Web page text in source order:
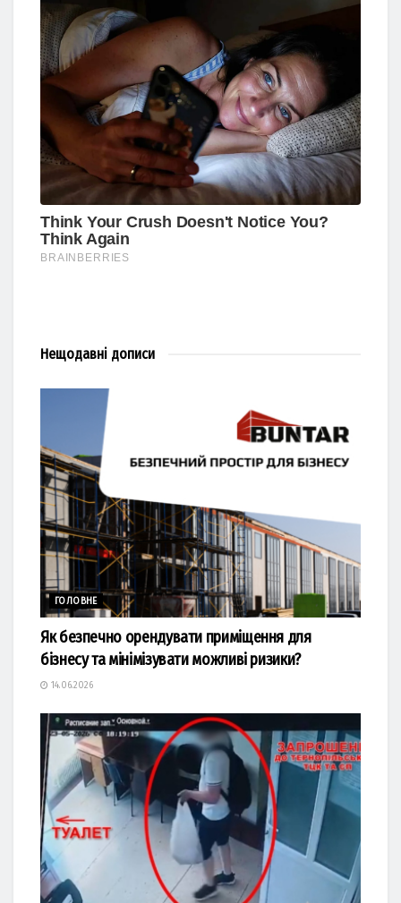
Нещодавні дописи
ГОЛОВНЕ
Як безпечно орендувати приміщення для
бізнесу та мінімізувати можливі ризики?
14.06.2026